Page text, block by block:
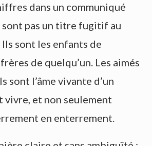
dans un communiqué
pas un titre fugitif au
sont les enfants de
de quelqu’un. Les aimés
sont l’âme vivante d’un
vivre, et non seulement
en enterrement.